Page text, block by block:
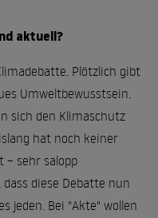
aktuell?
Plötzlich gibt
Umweltbewusstsein.
sich den Klimaschutz
hat noch keiner
– sehr salopp
diese Debatte nun
jeden. Bei "Akte" wollen